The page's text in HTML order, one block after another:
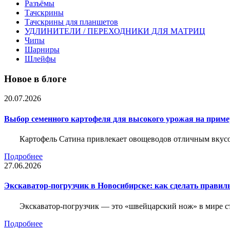
Разъёмы
Тачскрины
Тачскрины для планшетов
УДЛИНИТЕЛИ / ПЕРЕХОДНИКИ ДЛЯ МАТРИЦ
Чипы
Шарниры
Шлейфы
Новое в блоге
20.07.2026
Выбор семенного картофеля для высокого урожая на
Картофель Сатина привлекает овощеводов отличным
Подробнее
27.06.2026
Экскаватор-погрузчик в Новосибирске: как сделать
Экскаватор-погрузчик — это «швейцарский нож» в мире
Подробнее